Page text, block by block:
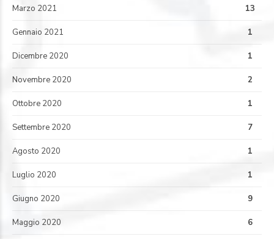
Marzo 2021 13
Gennaio 2021 1
Dicembre 2020 1
Novembre 2020 2
Ottobre 2020 1
Settembre 2020 7
Agosto 2020 1
Luglio 2020 1
Giugno 2020 9
Maggio 2020 6